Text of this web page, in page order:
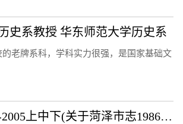
史系教授 华东师范大学历史系
老牌系科，学科实力很强，是国家基础文
菏泽市志1986-2005上中下(关于菏泽市志1986-2005上中下简述)